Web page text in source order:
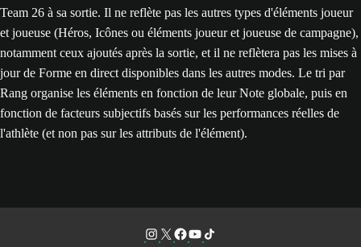
Team 26 à sa sortie. Il ne reflète pas les autres types d'éléments joueur
et joueuse (Héros, Icônes ou éléments joueur et joueuse de campagne),
notamment ceux ajoutés après la sortie, et il ne reflètera pas les mises à
jour de Forme en direct disponibles dans les autres modes. Le tri par
Rang organise les éléments en fonction de leur Note globale, puis en
fonction de facteurs subjectifs basés sur les performances réelles de
l'athlète (et non pas sur les attributs de l'élément).